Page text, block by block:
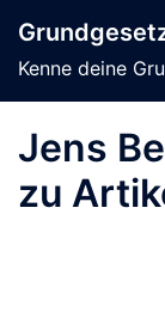
Inhalt
springen
Kenne deine
Jens
zu